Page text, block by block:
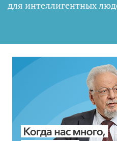
для интеллигентных